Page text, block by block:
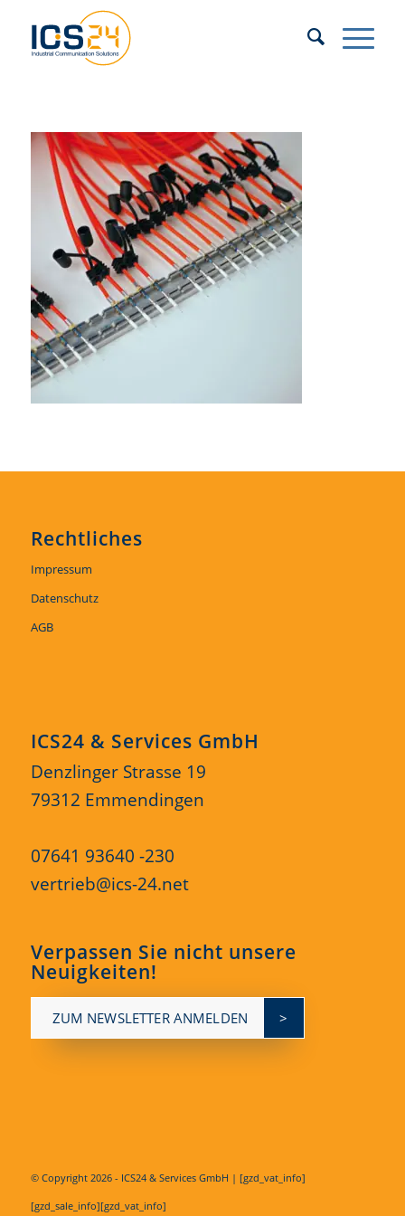
Rechtliches
Impressum
Datenschutz
AGB
ICS24 & Services GmbH
Denzlinger Strasse 19
79312 Emmendingen
07641 93640 -230
vertrieb@ics-24.net
Verpassen Sie nicht unsere
Neuigkeiten!
ZUM NEWSLETTER ANMELDEN
© Copyright 2026 - ICS24 & Services GmbH | [gzd_vat_info]
[gzd_sale_info][gzd_vat_info]